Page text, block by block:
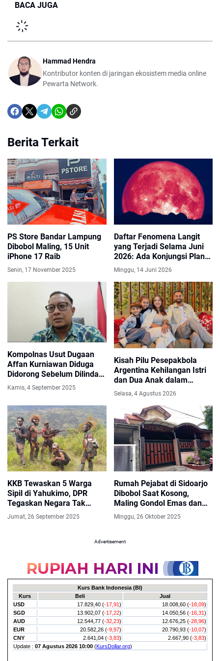
BACA JUGA
Hammad Hendra
Kontributor konten di jaringan ekosistem media online
Pewarta Network.
Berita Terkait
PS Store Bandar Lampung
Dibobol Maling, 15 Unit
iPhone 17 Raib
Senin, 17 November 2025
Daftar Fenomena Langit
yang Terjadi Selama Juni
2026: Ada Konjungsi Planet
hingga Strawberry Moon
Minggu, 14 Juni 2026
Kompolnas Usut Dugaan
Affan Kurniawan Diduga
Didorong Sebelum Dilindas
Rantis Brimob
Kamis, 4 September 2025
Kisah Pilu Pesepakbola
Argentina Kehilangan Istri
dan Dua Anak dalam
Gempa Dahsyat Venezuela
Selasa, 4 Agustus 2026
KKB Tewaskan 5 Warga
Sipil di Yahukimo, DPR
Tegaskan Negara Tak
Boleh Kalah
Jumat, 26 September 2025
Rumah Pejabat di Sidoarjo
Dibobol Saat Kosong,
Maling Gondol Emas dan
Berlian Bernilai Fantastis
Minggu, 26 Oktober 2025
Advertisement